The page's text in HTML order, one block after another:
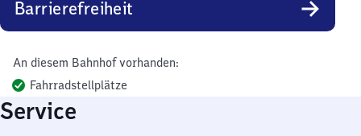
Barrierefreiheit
An diesem Bahnhof vorhanden:
Fahrradstellplätze
Service